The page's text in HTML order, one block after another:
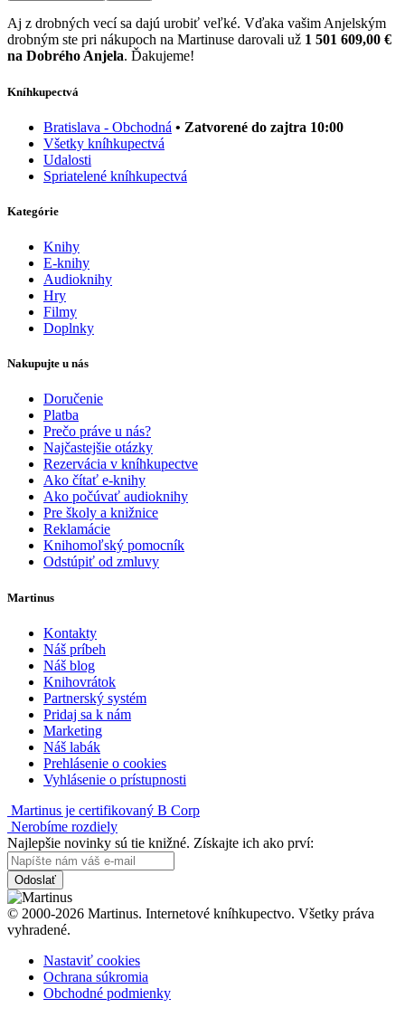
Aj z drobných vecí sa dajú urobiť veľké. Vďaka vašim Anjelským
drobným ste pri nákupoch na Martinuse darovali už 1 501 609,00 €
na Dobrého Anjela. Ďakujeme!
Kníhkupectvá
Bratislava - Obchodná • Zatvorené do zajtra 10:00
Všetky kníhkupectvá
Udalosti
Spriatelené kníhkupectvá
Kategórie
Knihy
E-knihy
Audioknihy
Hry
Filmy
Doplnky
Nakupujte u nás
Doručenie
Platba
Prečo práve u nás?
Najčastejšie otázky
Rezervácia v kníhkupectve
Ako čítať e-knihy
Ako počúvať audioknihy
Pre školy a knižnice
Reklamácie
Knihomoľský pomocník
Odstúpiť od zmluvy
Martinus
Kontakty
Náš príbeh
Náš blog
Knihovrátok
Partnerský systém
Pridaj sa k nám
Marketing
Náš labák
Prehlásenie o cookies
Vyhlásenie o prístupnosti
Martinus je certifikovaný B Corp
Nerobíme rozdiely
Najlepšie novinky sú tie knižné. Získajte ich ako prví:
Odoslať
© 2000-2026 Martinus. Internetové kníhkupectvo. Všetky práva
vyhradené.
Nastaviť cookies
Ochrana súkromia
Obchodné podmienky